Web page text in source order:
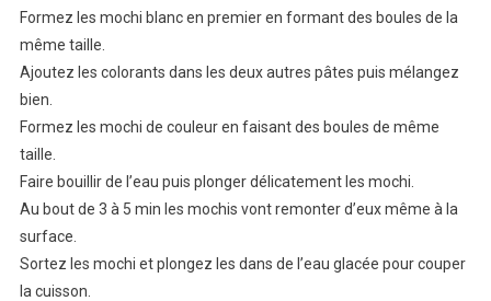
Formez les mochi blanc en premier en formant des boules de la
même taille.
Ajoutez les colorants dans les deux autres pâtes puis mélangez
bien.
Formez les mochi de couleur en faisant des boules de même
taille.
Faire bouillir de l’eau puis plonger délicatement les mochi.
Au bout de 3 à 5 min les mochis vont remonter d’eux même à la
surface.
Sortez les mochi et plongez les dans de l’eau glacée pour couper
la cuisson.